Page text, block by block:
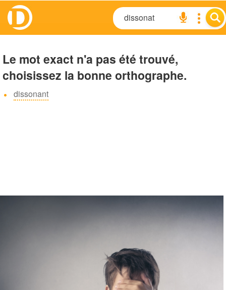
Le mot exact n'a pas été trouvé,
choisissez la bonne orthographe.
dissonant